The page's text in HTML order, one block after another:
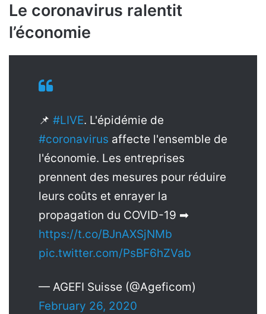
Le coronavirus ralentit
l’économie
📌 #LIVE. L'épidémie de
#coronavirus affecte l'ensemble de
l'économie. Les entreprises
prennent des mesures pour réduire
leurs coûts et enrayer la
propagation du COVID-19 ➡
https://t.co/BJnAXSjNMb
pic.twitter.com/PsBF6hZVab
— AGEFI Suisse (@Ageficom)
February 26, 2020